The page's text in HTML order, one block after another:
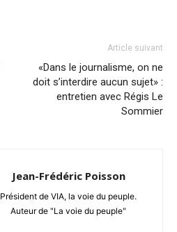
Article suivant
«Dans le journalisme, on ne
doit s’interdire aucun sujet» :
entretien avec Régis Le
Sommier
Jean-Frédéric Poisson
Président de VIA, la voie du peuple.
Auteur de "La voie du peuple"